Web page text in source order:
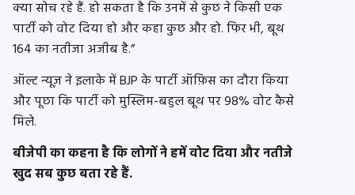
क्या सोच रहे हैं. हो सकता है कि उनमें से कुछ ने किसी एक
पार्टी को वोट दिया हो और कहा कुछ और हो. फिर भी, बूथ
164 का नतीजा अजीब है.”
ऑल्ट न्यूज़ ने इलाके में BJP के पार्टी ऑफ़िस का दौरा किया
और पूछा कि पार्टी को मुस्लिम-बहुल बूथ पर 98% वोट कैसे
मिले.
बीजेपी का कहना है कि लोगों ने हमें वोट दिया और नतीजे
खुद सब कुछ बता रहे हैं.